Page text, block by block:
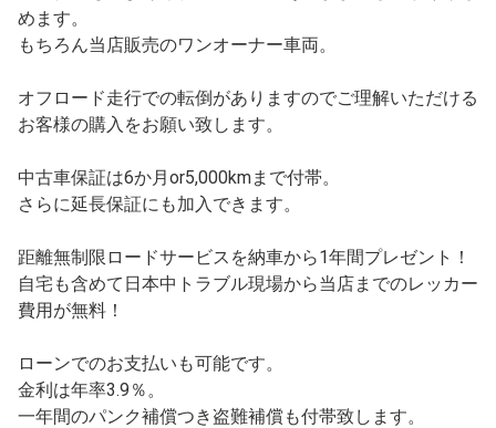
めます。
もちろん当店販売のワンオーナー車両。
オフロード走行での転倒がありますのでご理解いただける
お客様の購入をお願い致します。
中古車保証は6か月or5,000kmまで付帯。
さらに延長保証にも加入できます。
距離無制限ロードサービスを納車から1年間プレゼント！
自宅も含めて日本中トラブル現場から当店までのレッカー
費用が無料！
ローンでのお支払いも可能です。
金利は年率3.9％。
一年間のパンク補償つき盗難補償も付帯致します。